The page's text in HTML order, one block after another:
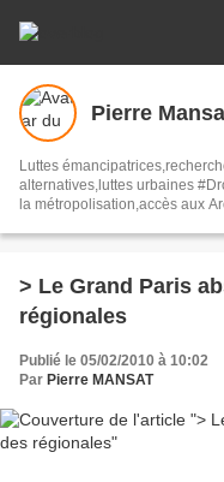
Pierre
Luttes
alternatives,luttes urbaines
la métropolisation,accès aux
#Audin>bénevole Secours
> Le Grand Paris
régionales
Publié le 05/02/2010 à 10:02
Par Pierre MANSAT